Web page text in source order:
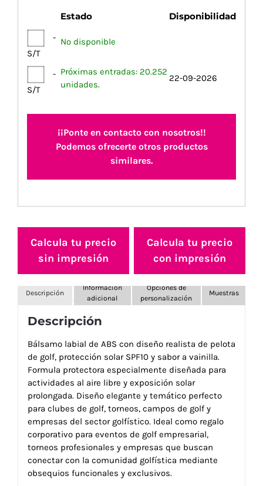
Estado Disponibilidad
-
S/T
No disponible
-
S/T
Próximas entradas: 20.252
unidades.
22-09-2026
¡¡Ponte en contacto con nosotros!!
Podemos ofrecerte otros productos
similares.
Calcula tu precio
sin impresión
Calcula tu precio
con impresión
Descripción
Información
adicional
Opciones de
personalización
Muestras
Descripción
Bálsamo labial de ABS con diseño realista de pelota
de golf, protección solar SPF10 y sabor a vainilla.
Formula protectora especialmente diseñada para
actividades al aire libre y exposición solar
prolongada. Diseño elegante y temático perfecto
para clubes de golf, torneos, campos de golf y
empresas del sector golfístico. Ideal como regalo
corporativo para eventos de golf empresarial,
torneos profesionales y empresas que buscan
conectar con la comunidad golfística mediante
obsequios funcionales y exclusivos.